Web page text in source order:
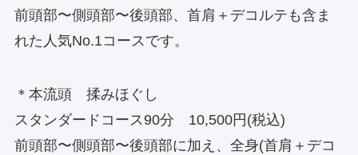
前頭部〜側頭部〜後頭部、首肩＋デコルテも含ま
れた人気No.1コースです。
＊本流頭 揉みほぐし
スタンダードコース90分 10,500円(税込)
前頭部〜側頭部〜後頭部に加え、全身(首肩＋デコ